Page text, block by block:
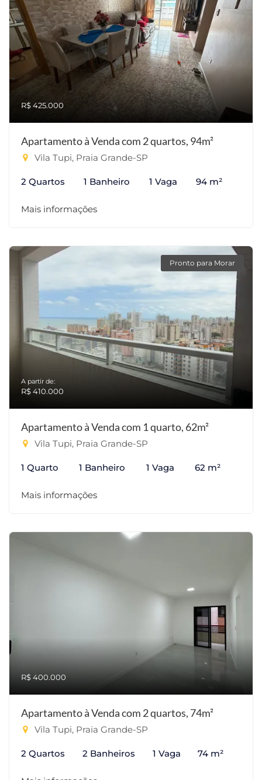
R$ 425.000
Apartamento à Venda com 2 quartos, 94m²
Vila Tupi, Praia Grande-SP
2 Quartos 1 Banheiro 1 Vaga 94 m²
Mais informações
Pronto para Morar
A partir de:
R$ 410.000
Apartamento à Venda com 1 quarto, 62m²
Vila Tupi, Praia Grande-SP
1 Quarto 1 Banheiro 1 Vaga 62 m²
Mais informações
R$ 400.000
Apartamento à Venda com 2 quartos, 74m²
Vila Tupi, Praia Grande-SP
2 Quartos 2 Banheiros 1 Vaga 74 m²